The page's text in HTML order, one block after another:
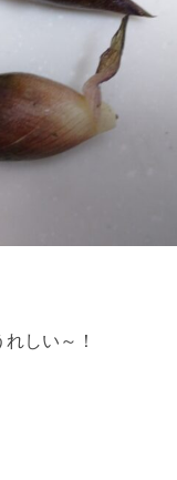
しい～！